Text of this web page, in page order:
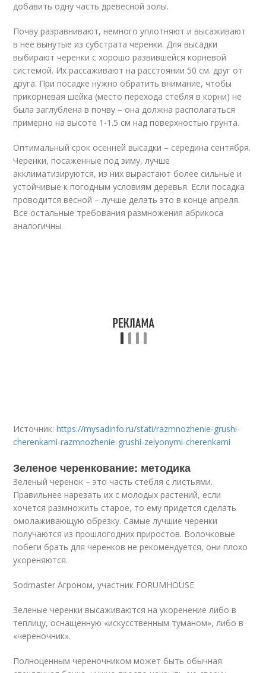
добавить одну часть древесной золы.
Почву разравнивают, немного уплотняют и высаживают
в неё вынутые из субстрата черенки. Для высадки
выбирают черенки с хорошо развившейся корневой
системой. Их рассаживают на расстоянии 50 см. друг от
друга. При посадке нужно обратить внимание, чтобы
прикорневая шейка (место перехода стебля в корни) не
была заглублена в почву – она должна располагаться
примерно на высоте 1-1.5 см над поверхностью грунта.
Оптимальный срок осенней высадки – середина сентября.
Черенки, посаженные под зиму, лучше
акклиматизируются, из них вырастают более сильные и
устойчивые к погодным условиям деревья. Если посадка
проводится весной – лучше делать это в конце апреля.
Все остальные требования размножения абрикоса
аналогичны.
Источник:https://mysadinfo.ru/stati/razmnozhenie-grushi-
cherenkami-razmnozhenie-grushi-zelyonymi-cherenkami
Зеленое черенкование: методика
Зеленый черенок – это часть стебля с листьями.
Правильнее нарезать их с молодых растений, если
хочется размножить старое, то ему придется сделать
омолаживающую обрезку. Самые лучшие черенки
получаются из прошлогодних приростов. Волочковые
побеги брать для черенков не рекомендуется, они плохо
укореняются.
Sodmaster Агроном, участник FORUMHOUSE
Зеленые черенки высаживаются на укоренение либо в
теплицу, оснащенную «искусственным туманом», либо в
«череночник».
Полноценным череночником может быть обычная